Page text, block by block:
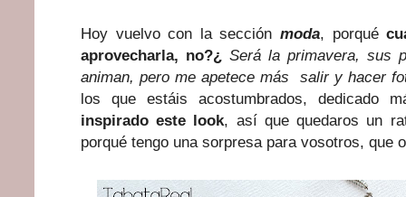
Hoy vuelvo con la sección moda, porqué
aprovecharla, no?¿ Será la primavera, sus
animan, pero me apetece más salir y hacer
los que estáis acostumbrados, dedicado
inspirado este look, así que quedaros un
porqué tengo una sorpresa para vosotros, que